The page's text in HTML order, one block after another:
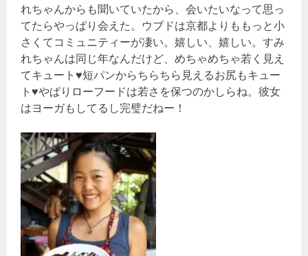
れちゃんからも聞いていたから、会いたいなって思っ
てたらやっぱり会えた。ウブドは京都よりももっと小
さくてコミュニティーが凄い。嬉しい、嬉しい。すみ
れちゃんは同じ年なんだけど、めちゃめちゃ若く見え
てキュート♥短パンからちらちら見えるお尻もキュー
ト♥やぱりローフードは若さを保つのかしらね。彼女
はヨーガもしてるし完璧だねー！